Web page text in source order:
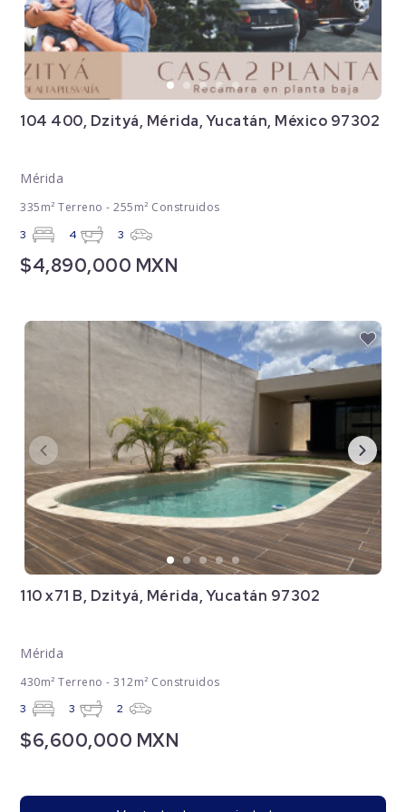
104 400, Dzityá, Mérida, Yucatán, México 97302
Mérida
335m² Terreno - 255m² Construidos
3 4 3
$4,890,000 MXN
110 x71 B, Dzityá, Mérida, Yucatán 97302
Mérida
430m² Terreno - 312m² Construidos
3 3 2
$6,600,000 MXN